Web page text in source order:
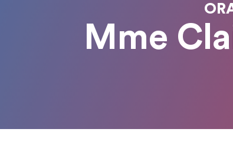
Mme